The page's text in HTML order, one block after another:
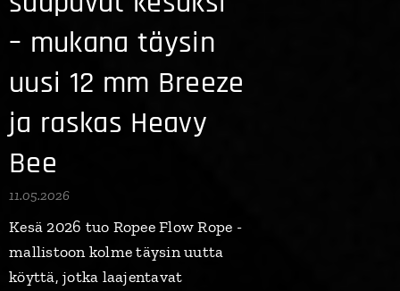
– mukana täysin
uusi 12 mm Breeze
ja raskas Heavy
Bee
11.05.2026
Kesä 2026 tuo Ropee Flow Rope -
mallistoon kolme täysin uutta
köyttä, jotka laajentavat